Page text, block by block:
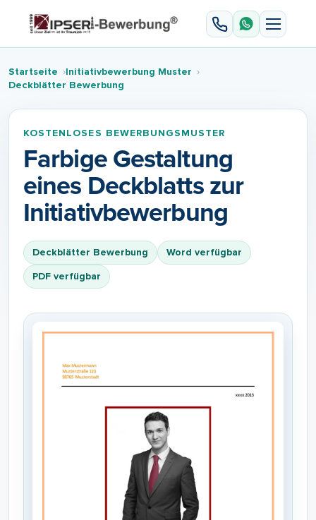
Startseite
Initiativbewerbung Muster
Deckblätter Bewerbung
KOSTENLOSES BEWERBUNGSMUSTER
Farbige Gestaltung
eines Deckblatts zur
Initiativbewerbung
Deckblätter Bewerbung
Word verfügbar
PDF verfügbar